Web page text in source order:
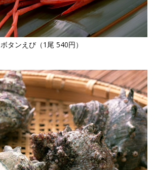
ボタンえび（1尾 540円）